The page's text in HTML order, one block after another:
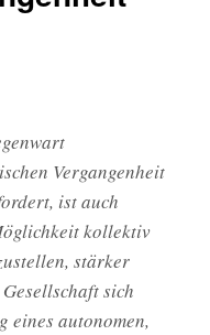
Vergangenheit
ist auch
kollektiv
stärker
sich
eines autonomen,